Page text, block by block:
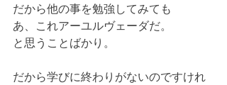
だから他の事を勉強してみても
あ、これアーユルヴェーダだ。
と思うことばかり。
だから学びに終わりがないのですけれ